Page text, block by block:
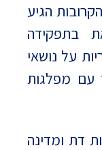
הגיע
בתפקידה
על נושאי
עם מפלגות
דת ומדינה